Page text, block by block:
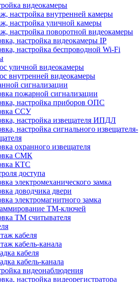
видеокамеры
настройка внутренней камеры
настройка уличной камеры
настройка поворотной видеокамеры
настройка видеокамеры IP
настройка беспроводной Wi-Fi
уличной видеокамеры
внутренней видеокамеры
сигнализации
пожарной сигнализации
настройка приборов ОПС
ССУ
настройка извещателя ИПДЛ
настройка сигнального извещателя-
охранного извещателя
СМК
КТС
доступа
электромеханического замка
доводчика двери
электромагнитного замка
ТМ-ключей
ТМ считывателя
кабеля
кабель-канала
кабеля
кабель-канала
видеонаблюдения
настройка видеорегистратора